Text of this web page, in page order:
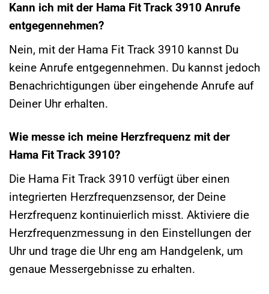
Kann ich mit der Hama Fit Track 3910 Anrufe
entgegennehmen?
Nein, mit der Hama Fit Track 3910 kannst Du
keine Anrufe entgegennehmen. Du kannst jedoch
Benachrichtigungen über eingehende Anrufe auf
Deiner Uhr erhalten.
Wie messe ich meine Herzfrequenz mit der
Hama Fit Track 3910?
Die Hama Fit Track 3910 verfügt über einen
integrierten Herzfrequenzsensor, der Deine
Herzfrequenz kontinuierlich misst. Aktiviere die
Herzfrequenzmessung in den Einstellungen der
Uhr und trage die Uhr eng am Handgelenk, um
genaue Messergebnisse zu erhalten.